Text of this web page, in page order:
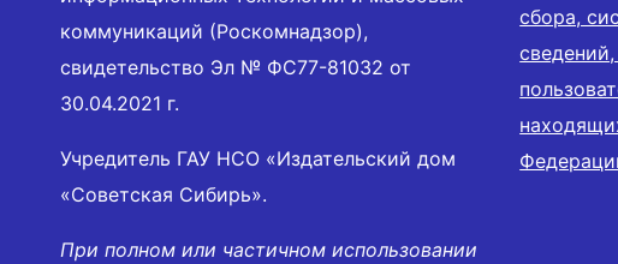
коммуникаций (Роскомнадзор),
свидетельство Эл № ФС77-81032 от
30.04.2021 г.
Учредитель ГАУ НСО «Издательский дом
«Советская Сибирь».
При полном или частичном использовании
сбора,